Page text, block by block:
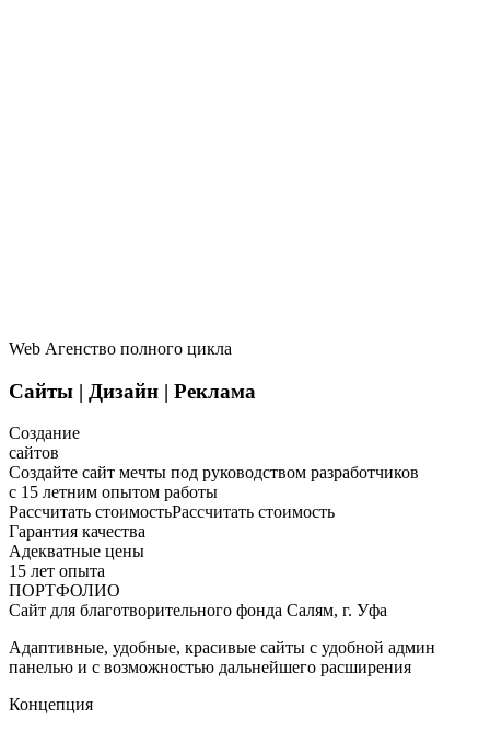
Web Агенство полного цикла
Сайты | Дизайн | Реклама
Создание
сайтов
Создайте сайт мечты под руководством разработчиков
с 15 летним опытом работы
Рассчитать стоимостьРассчитать стоимость
Гарантия качества
Адекватные цены
15 лет опыта
ПОРТФОЛИО
Сайт для благотворительного фонда Салям, г. Уфа
Адаптивные, удобные, красивые сайты с удобной админ
панелью и с возможностью дальнейшего расширения
Концепция